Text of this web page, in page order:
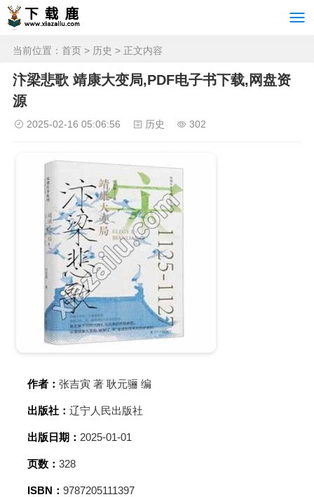
当前位置： 首页 > 历史 > 正文内容
汴梁悲歌 靖康大变局,PDF电子书下载,网盘资
源
2025-02-16 05:06:56 历史 302
作者： 张吉寅 著 耿元骊 编
出版社： 辽宁人民出版社
出版日期： 2025-01-01
页数： 328
ISBN： 9787205111397